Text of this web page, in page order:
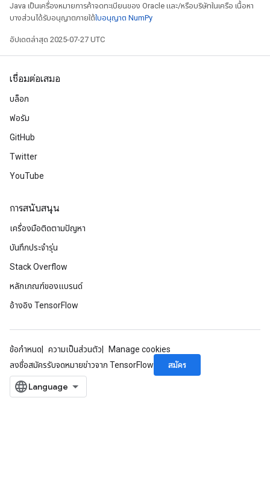
Java เป็นเครื่องหมายการค้าจดทะเบียนของ Oracle และ/หรือบริษัทในเครือ เนื้อหา
บางส่วนได้รับอนุญาตภายใต้ใบอนุญาต NumPy
อัปเดตล่าสุด 2025-07-27 UTC
เชื่อมต่อเสมอ
บล็อก
ฟอรัม
GitHub
Twitter
YouTube
การสนับสนุน
เครื่องมือติดตามปัญหา
บันทึกประจำรุ่น
Stack Overflow
หลักเกณฑ์ของแบรนด์
อ้างอิง TensorFlow
ข้อกำหนด ความเป็นส่วนตัว
Manage cookies
ลงชื่อสมัครรับจดหมายข่าวจาก TensorFlow
สมัคร